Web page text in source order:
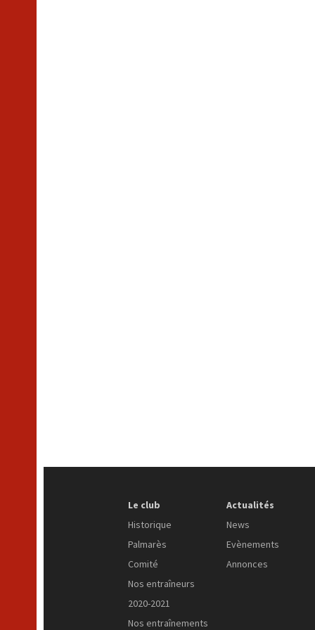
Le club
Historique
Palmarès
Comité
Nos entraîneurs
2020-2021
Nos entraînements
Actualités
News
Evènements
Annonces